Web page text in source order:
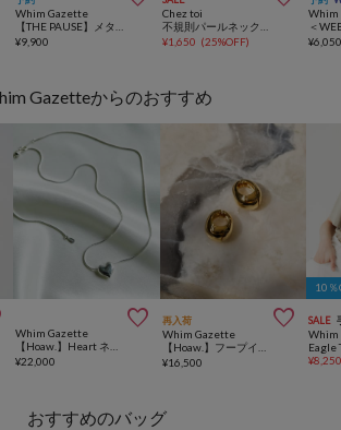
Whim Gazette
¥9,900
Chez toi
¥1,650 (25%OFF)
Whim
¥
Gazetteからのおすすめ

Whim Gazette
¥22,000
再入荷 
Whim Gazette
¥16,500
10％
SALE
Whim
Eagle
¥
おすすめのバッグ